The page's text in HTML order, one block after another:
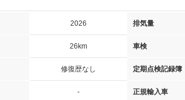
2026 排気量
26km 車検
修復歴なし 定期点検記録簿
- 正規輸入車